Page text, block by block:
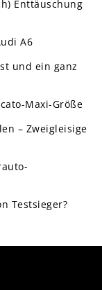
Enttäuschung
A6
und ein ganz
Maxi-Größe
– Zweigleisige
Testsieger?